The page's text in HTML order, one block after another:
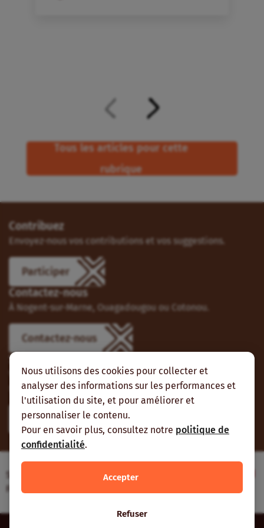
Nous utilisons des cookies pour collecter et
analyser des informations sur les performances et
l'utilisation du site, et pour améliorer et
personnaliser le contenu.
Pour en savoir plus, consultez notre politique de
confidentialité.
Accepter
Refuser
Tous les articles pour cette
rubrique
Contribuez
Envoyez-nous vos contributions et vos suggestions.
Participer
Contactez-nous
À Nogent-sur-Marne, Ouagadougou ou Cotonou.
Contactez-nous
Suivez-nous
Vous pouvez aussi vous abonner à nos flux RSS et nous
suivre sur les réseaux sociaux.
Site web réalisé avec le soutien de l’Agence
Française de Développement